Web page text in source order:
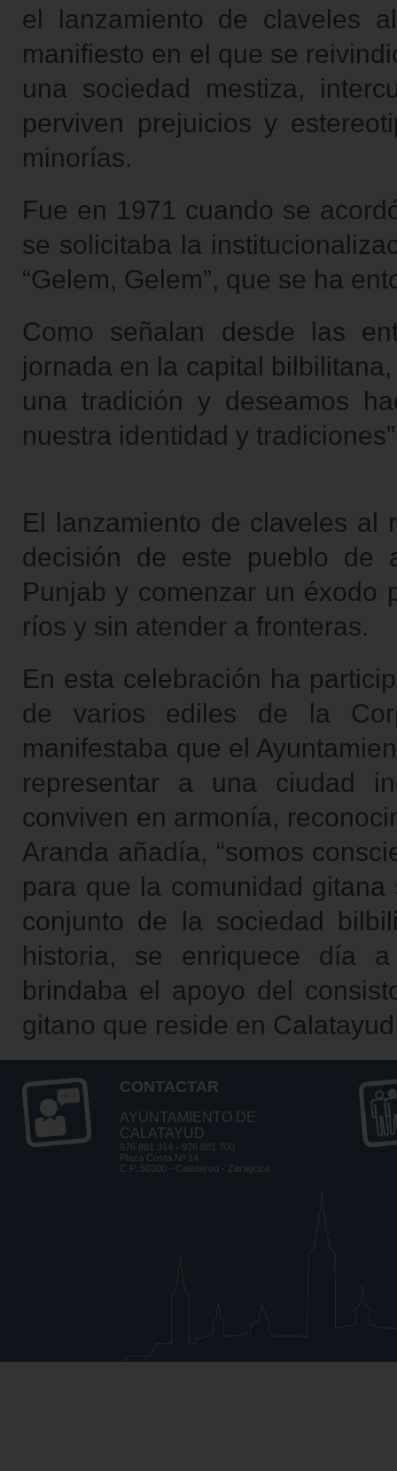
el lanzamiento de claveles
manifiesto en el que se
una sociedad mestiza,
perviven prejuicios y
minorías.
Fue en 1971 cuando se
se solicitaba la
“Gelem, Gelem”, que se ha
Como señalan desde las
jornada en la capital
una tradición y deseamos
nuestra identidad y
El lanzamiento de claveles al
decisión de este pueblo de
Punjab y comenzar un éxodo
ríos y sin atender a fronteras.
En esta celebración ha
de varios ediles de la
manifestaba que el
representar a una ciudad
conviven en armonía,
Aranda añadía, “somos
para que la comunidad
conjunto de la sociedad
historia, se enriquece día
brindaba el apoyo del
gitano que reside en
CONTACTAR
AYUNTAMIENTO DE
CALATAYUD
976 881 314 - 976 881 700
Plaza Costa Nº 14
C.P. 50300 - Calatayud - Zaragoza